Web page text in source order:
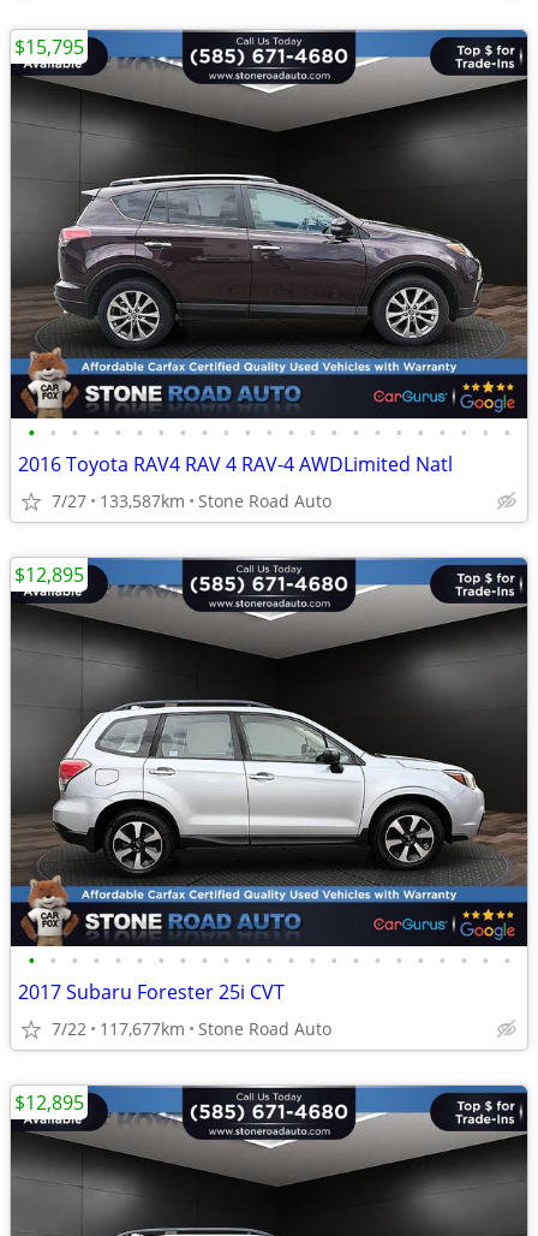
• • • • • • • • • • • • • • • • • • • • • • •
2016 Toyota RAV4 RAV 4 RAV-4 AWDLimited Natl
7/27 133,587km Stone Road Auto
$15,795
• • • • • • • • • • • • • • • • • • • • • • •
2017 Subaru Forester 25i CVT
7/22 117,677km Stone Road Auto
$12,895
$12,895